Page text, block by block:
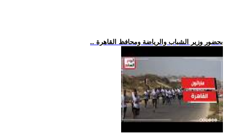
.. بحضور وزير الشباب والرياضة ومحافظ القاهرة